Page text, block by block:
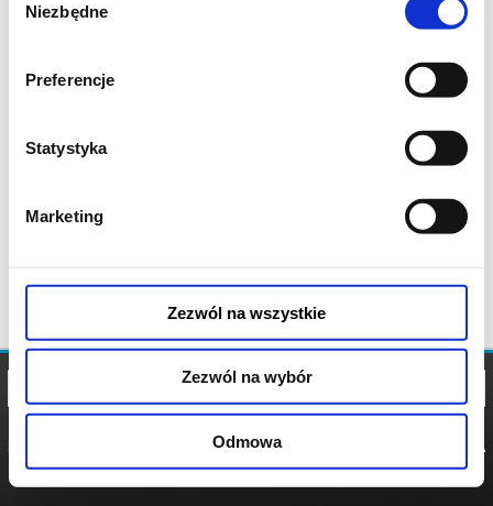
zgody
Niezbędne
Preferencje
Statystyka
Marketing
Zezwól na wszystkie
Zezwól na wybór
Odmowa
POLITYKA
POLITYKA